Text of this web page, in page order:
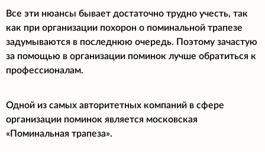
Все эти нюансы бывает достаточно трудно учесть, так
как при организации похорон о поминальной трапезе
задумываются в последнюю очередь. Поэтому зачастую
за помощью в организации поминок лучше обратиться к
профессионалам.
Одной из самых авторитетных компаний в сфере
организации поминок является московская
«Поминальная трапеза».